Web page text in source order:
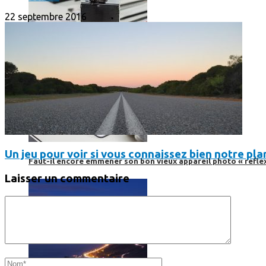
Faut-il encore emmener son bon vieux appareil photo « reflex
22 septembre 2016
Un jeu pour voir si vous connaissez bien notre
Laisser un commentaire